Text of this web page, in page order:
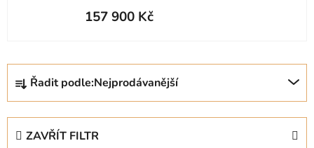
157 900 Kč
Ř
z
Řadit podle:Nejprodávanější
ZAVŘÍT FILTR